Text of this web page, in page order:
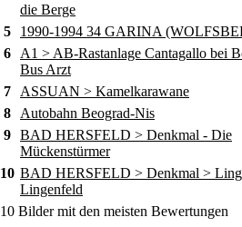
die Berge
5
1990-1994 34 GARINA
6
A1 > AB-Rastanlage Cantagallo bei
Bus Arzt
7
ASSUAN > Kamelkarawane
8
Autobahn Beograd-Nis
9 BAD HERSFELD > Denkmal - Die
Mückenstürmer
10 BAD HERSFELD > Denkmal >
Lingenfeld
10 Bilder mit den meisten Bewertungen